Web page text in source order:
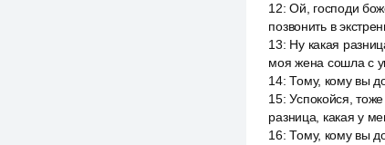
12:Ой, господи
позвонить в
13: Ну какая
моя жена сошла с
14:Тому, кому вы
15:Успокойся,
разница, какая у
16:Тому, кому вы